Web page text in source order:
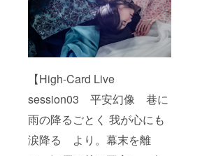
【High-Card Live
session03 平安幻像 巷に
雨の降るごとく 我が心にも
涙降る より。幕末を離